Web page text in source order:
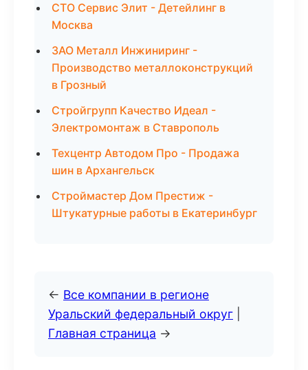
СТО Сервис Элит - Детейлинг в
Москва
ЗАО Металл Инжиниринг -
Производство металлоконструкций
в Грозный
Стройгрупп Качество Идеал -
Электромонтаж в Ставрополь
Техцентр Автодом Про - Продажа
шин в Архангельск
Строймастер Дом Престиж -
Штукатурные работы в Екатеринбург
← Все компании в регионе
Уральский федеральный округ
Главная страница →